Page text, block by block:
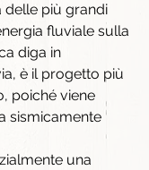
delle più grandi
fluviale sulla
diga in
è il progetto più
poiché viene
sismicamente
una